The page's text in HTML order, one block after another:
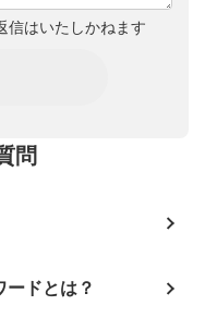
信はいたしかねます
問
ードとは？